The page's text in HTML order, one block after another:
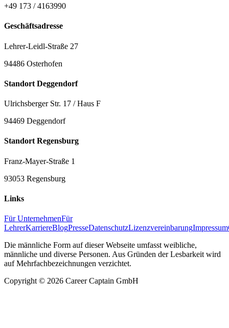
+49 173 / 4163990
Geschäftsadresse
Lehrer-Leidl-Straße 27
94486 Osterhofen
Standort Deggendorf
Ulrichsberger Str. 17 / Haus F
94469 Deggendorf
Standort Regensburg
Franz-Mayer-Straße 1
93053 Regensburg
Links
Für UnternehmenFür
LehrerKarriereBlogPresseDatenschutzLizenzvereinbarungImpressum
Die männliche Form auf dieser Webseite umfasst weibliche,
männliche und diverse Personen. Aus Gründen der Lesbarkeit wird
auf Mehrfachbezeichnungen verzichtet.
Copyright © 2026 Career Captain GmbH